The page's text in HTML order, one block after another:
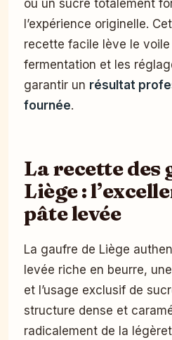
ou un sucre totalement
l’expérience originelle.
recette facile lève le
fermentation et les
garantir un résultat
fournée.
La recette des
Liège :
pâte levée
La gaufre de Liège
levée riche en beurre,
et l’usage exclusif de
structure dense et
radicalement de la